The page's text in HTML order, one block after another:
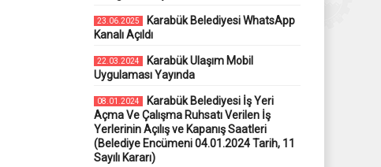
23.06.2025
Karabük Belediyesi WhatsApp
Kanalı Açıldı
22.03.2024
Karabük Ulaşım Mobil
Uygulaması Yayında
08.01.2024
Karabük Belediyesi İş Yeri
Açma Ve Çalışma Ruhsatı Verilen İş
Yerlerinin Açılış ve Kapanış Saatleri
(Belediye Encümeni 04.01.2024 Tarih, 11
Sayılı Kararı)